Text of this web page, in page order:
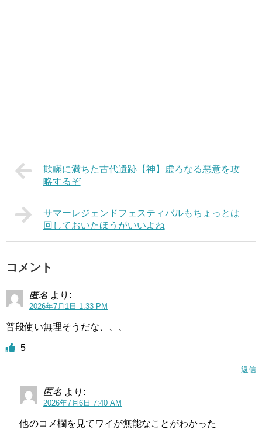
欺瞞に満ちた古代遺跡【神】虚ろなる悪意を攻
略するぞ
サマーレジェンドフェスティバルもちょっとは
回しておいたほうがいいよね
コメント
匿名 より:
2026年7月1日 1:33 PM
普段使い無理そうだな、、、
5
返信
匿名 より:
2026年7月6日 7:40 AM
他のコメ欄を見てワイが無能なことがわかった